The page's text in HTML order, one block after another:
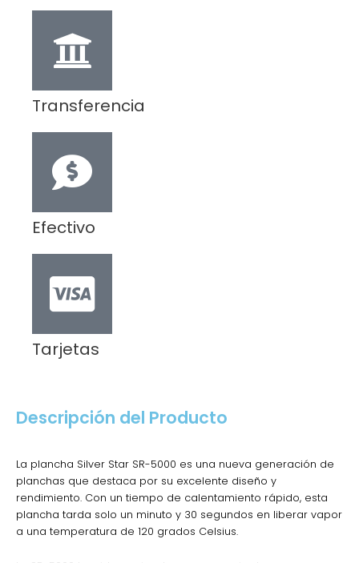
Transferencia
Efectivo
Tarjetas
Descripción del Producto
La plancha Silver Star SR-5000 es una nueva generación de
planchas que destaca por su excelente diseño y
rendimiento. Con un tiempo de calentamiento rápido, esta
plancha tarda solo un minuto y 30 segundos en liberar vapor
a una temperatura de 120 grados Celsius.